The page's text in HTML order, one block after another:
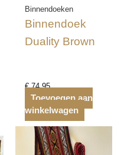
Binnendoeken
Binnendoek
Duality Brown
€74,95
Toevoegen aan
winkelwagen